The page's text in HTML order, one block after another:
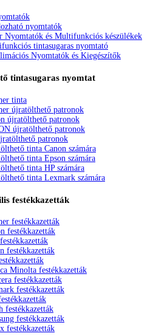
nyomtatók
Nyomtatók és Multifunkciós készülékek
tintasugaras nyomtató
Nyomtatók és Kiegészítők
tintasugaras nyomtat
tinta
újratölthető patronok
újratölthető patronok
újratölthető patronok
patronok
tinta Canon számára
tinta Epson számára
tinta HP számára
tinta Lexmark számára
festékkazetták
festékkazetták
festékkazetták
festékkazetták
Minolta festékkazetták
festékkazetták
festékkazetták
festékkazetták
festékkazetták
festékkazetták